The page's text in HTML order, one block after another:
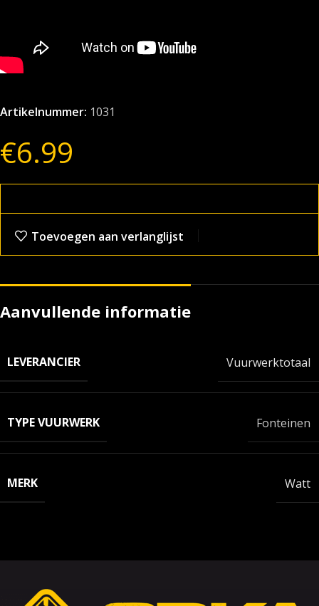
Artikelnummer: 1031
€6.99
Toevoegen aan verlanglijst
Aanvullende informatie
LEVERANCIER Vuurwerktotaal
TYPE VUURWERK Fonteinen
MERK Watt